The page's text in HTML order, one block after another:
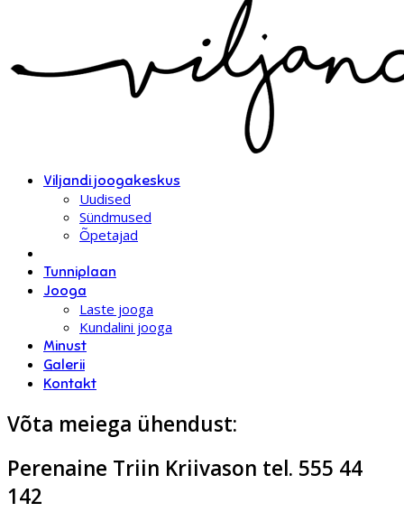
Viljandi joogakeskus
Uudised
Sündmused
Õpetajad
Tunniplaan
Jooga
Laste jooga
Kundalini jooga
Minust
Galerii
Kontakt
Võta meiega ühendust:
Perenaine Triin Kriivason tel. 555 44
142